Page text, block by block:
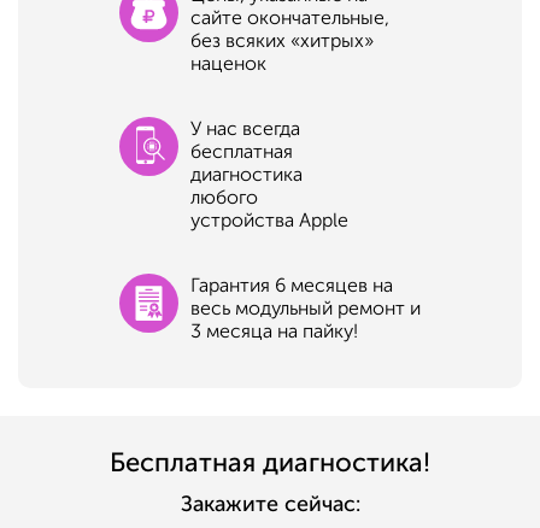
сайте окончательные,
без всяких «хитрых»
наценок
У нас всегда
бесплатная
диагностика
любого
устройства Apple
Гарантия 6 месяцев на
весь модульный ремонт и
3 месяца на пайку!
Бесплатная диагностика!
Закажите сейчас: